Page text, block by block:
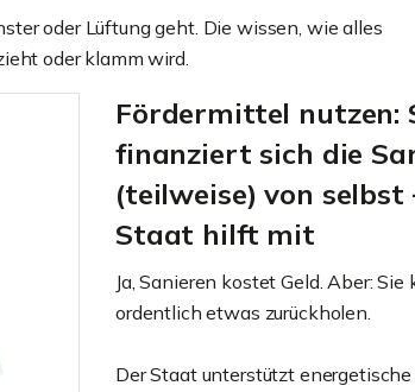
oder Lüftung geht. Die wissen, wie alles
oder klamm wird.
Fördermittel nutzen:
finanziert sich die
(teilweise) von selbst
Staat hilft mit
Ja, Sanieren kostet Geld. Aber:
ordentlich etwas zurückholen.
Der Staat unterstützt